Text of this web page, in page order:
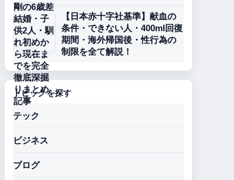
【日本赤十字社基準】献血の
条件・できない人・400ml回復
期間・海外帰国後・性行為の
制限を全て解説！
トピックを探す
テック
ビジネス
ブログ